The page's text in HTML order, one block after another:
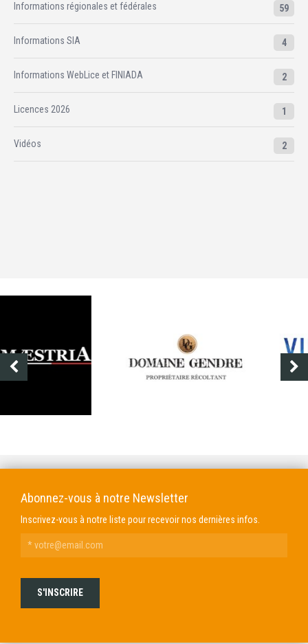
Informations régionales et fédérales 59
Informations SIA 4
Informations WebLice et FINIADA 2
Licences 2026 1
Vidéos 2
Abonnez-vous à notre Newsletter
Inscrivez-vous à notre liste pour recevoir nos dernières infos.